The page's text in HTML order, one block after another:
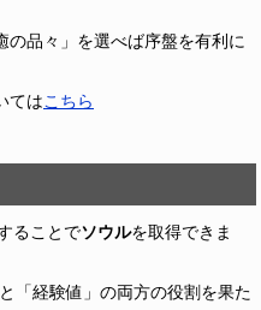
の品々」を選べば序盤を有利に
てはこちら
ることでソウルを取得できま
「経験値」の両方の役割を果た